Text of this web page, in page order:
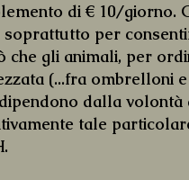
di € 10/giorno.
per
che gli animali, per
(...fra ombrelloni
dalla
tale